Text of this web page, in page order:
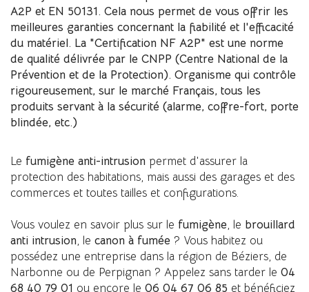
A2P et EN 50131. Cela nous permet de vous offrir les
meilleures garanties concernant la fiabilité et l'efficacité
du matériel. La "Certification NF A2P" est une norme
de qualité délivrée par le CNPP (Centre National de la
Prévention et de la Protection). Organisme qui contrôle
rigoureusement, sur le marché Français, tous les
produits servant à la sécurité (alarme, coffre-fort, porte
blindée, etc.)
Le fumigène anti-intrusion permet d'assurer la
protection des habitations, mais aussi des garages et des
commerces et toutes tailles et configurations.
Vous voulez en savoir plus sur le fumigène, le brouillard
anti intrusion, le canon à fumée ? Vous habitez ou
possédez une entreprise dans la région de Béziers, de
Narbonne ou de Perpignan ? Appelez sans tarder le 04
68 40 79 01 ou encore le 06 04 67 06 85 et bénéficiez